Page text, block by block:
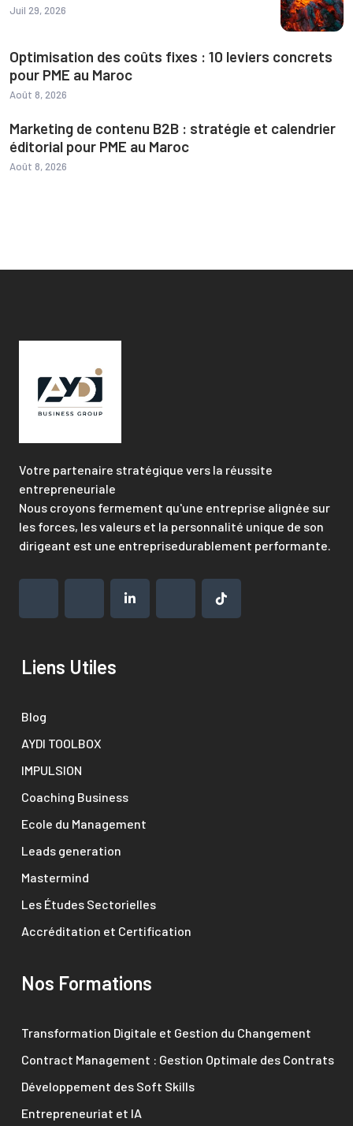
Juil 29, 2026
Optimisation des coûts fixes : 10 leviers concrets
pour PME au Maroc
Août 8, 2026
Marketing de contenu B2B : stratégie et calendrier
éditorial pour PME au Maroc
Août 8, 2026
Votre partenaire stratégique vers la réussite
entrepreneuriale
Nous croyons fermement qu'une entreprise alignée sur
les forces, les valeurs et la personnalité unique de son
dirigeant est une entreprisedurablement performante.
Liens Utiles
Blog
AYDI TOOLBOX
IMPULSION
Coaching Business
Ecole du Management
Leads generation
Mastermind
Les Études Sectorielles
Accréditation et Certification
Nos Formations
Transformation Digitale et Gestion du Changement
Contract Management : Gestion Optimale des Contrats
Développement des Soft Skills
Entrepreneuriat et IA